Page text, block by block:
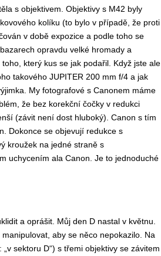
s objektivem. Objektivy s M42 byly
kolíku (to bylo v případě, že proti
v době expozice a podle toho se
opravdu velké hromady a
který kus se jak podařil. Když jste ale
takového JUPITER 200 mm f/4 a jak
My fotografové s Canonem máme
že bez korekční čočky v redukci
(závit není dost hluboký). Canon s tím
Dokonce se objevují redukce s
kroužek na jedné straně s
uchycením ala Canon. Je to jednoduché
a oprášit. Můj den D nastal v květnu.
aby se něco nepokazilo. Na
sektoru D“) s třemi objektivy se závitem